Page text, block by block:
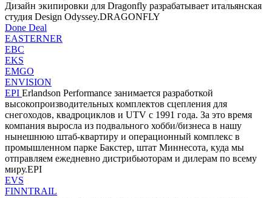
Дизайн экипировки для Dragonfly разрабатывает итальянская
студия Design Odyssey.DRAGONFLY
Done Deal
EASTERNER
EBC
EKS
EMGO
ENVISION
EPI Erlandson Performance занимается разработкой
высокопроизводительных комплектов сцепления для
снегоходов, квадроциклов и UTV с 1991 года. За это время
компания выросла из подвального хобби/бизнеса в нашу
нынешнюю штаб-квартиру и операционный комплекс в
промышленном парке Бакстер, штат Миннесота, куда мы
отправляем ежедневно дистрибьюторам и дилерам по всему
миру.EPI
EVS
FINNTRAIL